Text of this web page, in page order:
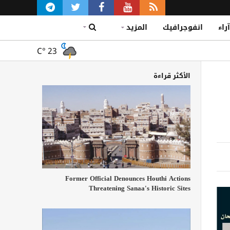
آراء انفوجرافيك المزيد
C° 23
الأكثر قراءة
Former Official Denounces Houthi Actions
Threatening Sanaa's Historic Sites